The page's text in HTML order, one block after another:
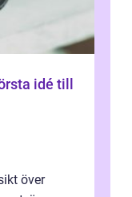
över